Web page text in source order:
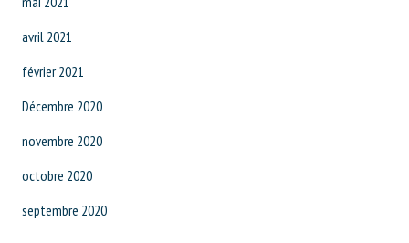
avril 2021
février 2021
Décembre 2020
novembre 2020
octobre 2020
septembre 2020